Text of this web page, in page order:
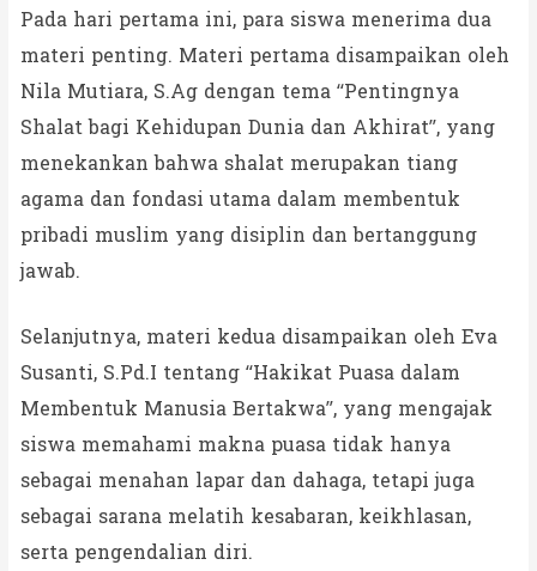
Pada hari pertama ini, para siswa menerima dua
materi penting. Materi pertama disampaikan oleh
Nila Mutiara, S.Ag dengan tema “Pentingnya
Shalat bagi Kehidupan Dunia dan Akhirat”, yang
menekankan bahwa shalat merupakan tiang
agama dan fondasi utama dalam membentuk
pribadi muslim yang disiplin dan bertanggung
jawab.
Selanjutnya, materi kedua disampaikan oleh Eva
Susanti, S.Pd.I tentang “Hakikat Puasa dalam
Membentuk Manusia Bertakwa”, yang mengajak
siswa memahami makna puasa tidak hanya
sebagai menahan lapar dan dahaga, tetapi juga
sebagai sarana melatih kesabaran, keikhlasan,
serta pengendalian diri.